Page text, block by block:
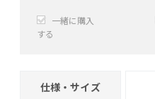
一緒に購入
する
仕様・サイズ